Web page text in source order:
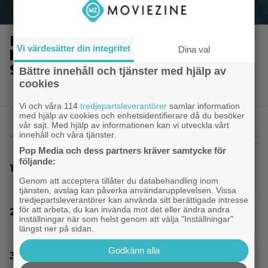
Inatt på tv: Dyr filmatisering av
klassiker blev en jättesuccé –
97% på Rotten Tomatoes
MEST LÄST
Thrillern med Katherine Heigl sålde bara 6
biobiljetter – historiens lägsta intäkter
På TV ikväll: Bortglömda thrillern som
Harrison Ford är stolt över: ”Bra film”
Glöm Tom Hanks – här är Netflix nya Robert
Vi värdesätter din integritet Dina val
Bättre innehåll och tjänster med hjälp av
cookies
Vi och våra 114tredjepartsleverantörer samlar information
med hjälp av cookies och enhetsidentifierare då du besöker
vår sajt. Med hjälp av informationen kan vi utveckla vårt
innehåll och våra tjänster.
Pop Media och dess partners kräver samtycke för
följande:
Genom att acceptera tillåter du databehandling inom
tjänsten, avslag kan påverka användarupplevelsen. Vissa
tredjepartsleverantörer kan använda sitt berättigade intresse
för att arbeta, du kan invända mot det eller ändra andra
inställningar när som helst genom att välja "Inställningar"
längst ner på sidan.
Godkänn alla